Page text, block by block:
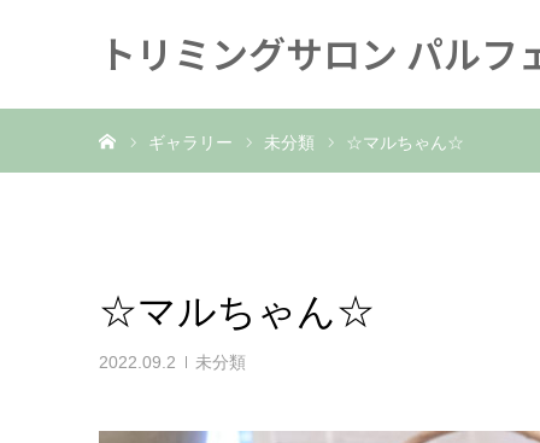
トリミングサロン パルフ
ギャラリー 未分類 ☆マルちゃん☆
☆マルちゃん☆
2022.09.2 未分類